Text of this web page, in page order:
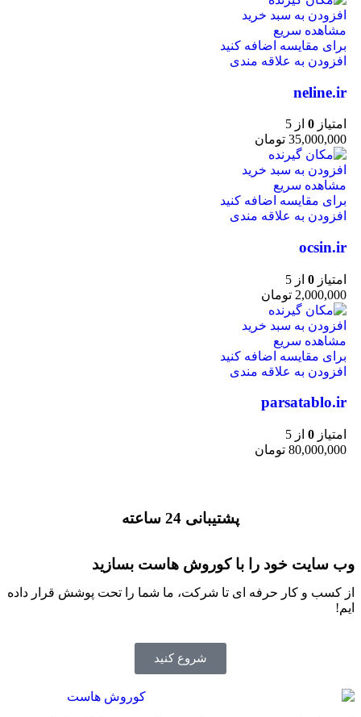
افزودن به سبد خرید
مشاهده سریع
برای مقایسه اضافه کنید
افزودن به علاقه مندی
neline.ir
امتیاز 0 از 5
35,000,000 تومان
افزودن به سبد خرید
مشاهده سریع
برای مقایسه اضافه کنید
افزودن به علاقه مندی
ocsin.ir
امتیاز 0 از 5
2,000,000 تومان
افزودن به سبد خرید
مشاهده سریع
برای مقایسه اضافه کنید
افزودن به علاقه مندی
parsatablo.ir
امتیاز 0 از 5
80,000,000 تومان
پشتیبانی 24 ساعته
وب سایت خود را با کوروش هاست بسازید
از کسب و کار حرفه ای تا شرکت، ما شما را تحت پوشش قرار داده
ایم!
شروع کنید